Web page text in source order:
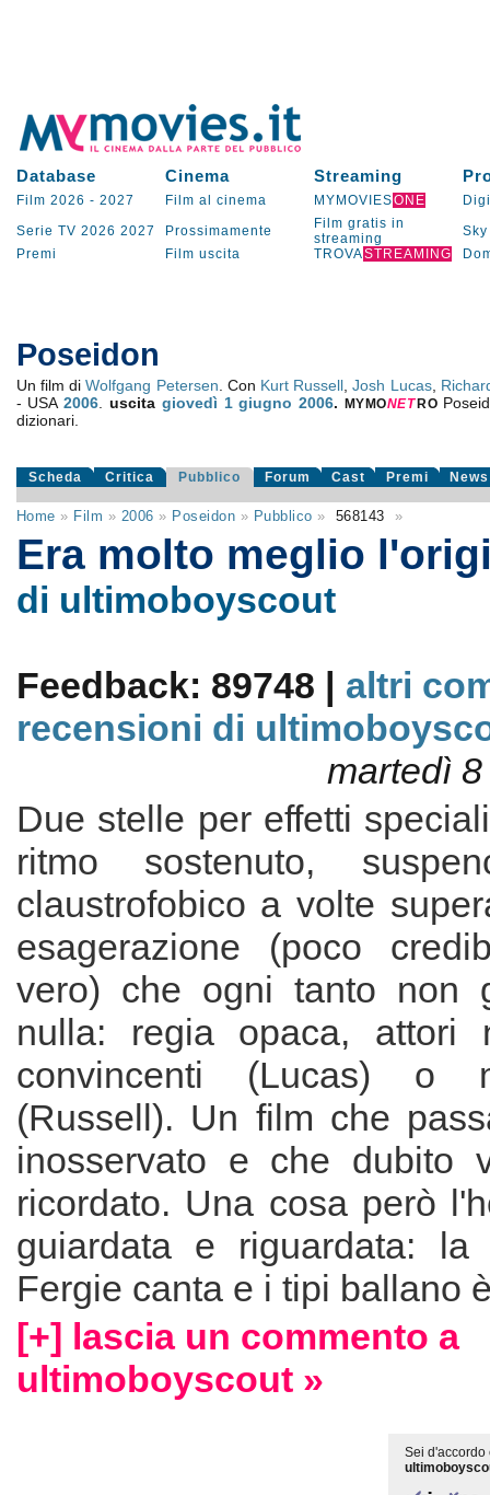
Database Cinema Streaming
Film 2026 - 2027 Film al cinema MYMOVIESONE
Serie TV 2026 2027 Prossimamente
Film gratis in
streaming
Sky
Premi
Film uscita TROVASTREAMING
Poseidon
Un film diWolfgang Petersen . Con Kurt Russell ,Josh Lucas,
- USA2006 uscita giovedì 1 giugno 2006. MYMONET RO
dizionari.
Scheda Critica Pubblico Forum Cast Premi News
Home » Film » 2006 » Poseidon » Pubblico » 568143 »
Era molto meglio
di ultimoboyscout
Feedback: 89748 | altri
recensioni di
martedì
Due stelle per effetti
ritmo sostenuto,
claustrofobico a volte
esagerazione (poco
vero) che ogni tanto non
nulla: regia opaca, attori
convincenti (Lucas) o
(Russell). Un film che
inosservato e che dubito
ricordato. Una cosa però
guiardata e riguardata:
Fergie canta e i tipi ballano
[+] lascia un commento a
ultimoboyscout »
Sei d'accordo